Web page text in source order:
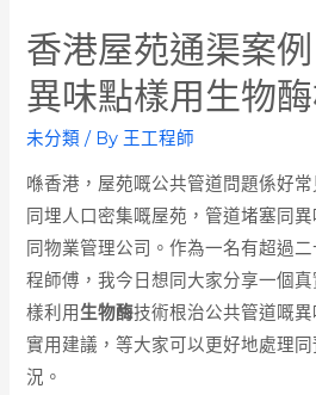
香港屋苑通渠案
異味點樣用生物
未分類 / By 王工程師
喺香港，屋苑嘅公共管道問題係好
同埋人口密集嘅屋苑，管道堵塞同
同物業管理公司。作為一名有超過
程師傅，我今日想同大家分享一個
樣利用 生物酶技術根治公共管道嘅
實用建議，等大家可以更好地處理
況。